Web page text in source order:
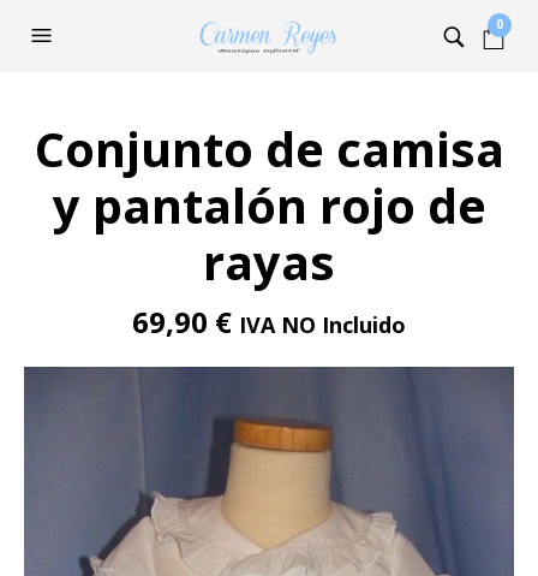
0
Conjunto de camisa
y pantalón rojo de
rayas
69,90 € IVA NO Incluido